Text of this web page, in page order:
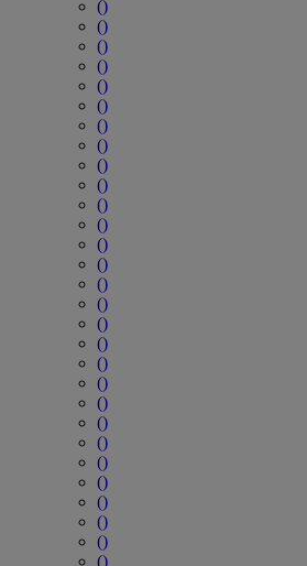
()
()
()
()
()
()
()
()
()
()
()
()
()
()
()
()
()
()
()
()
()
()
()
()
()
()
()
()
()